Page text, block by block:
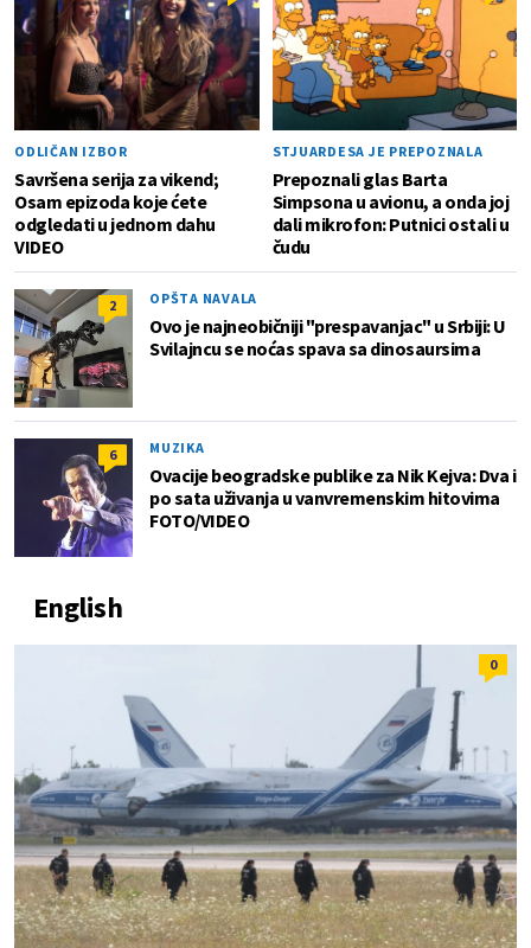
ODLIČAN IZBOR
Savršena serija za vikend;
Osam epizoda koje ćete
odgledati u jednom dahu
VIDEO
STJUARDESA JE PREPOZNALA
Prepoznali glas Barta
Simpsona u avionu, a onda joj
dali mikrofon: Putnici ostali u
čudu
2 OPŠTA NAVALA
Ovo je najneobičniji "prespavanjac" u Srbiji: U
Svilajncu se noćas spava sa dinosaursima
6 MUZIKA
Ovacije beogradske publike za Nik Kejva: Dva i
po sata uživanja u vanvremenskim hitovima
FOTO/VIDEO
English
0